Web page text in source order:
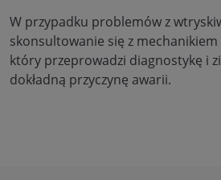
W przypadku problemów z
skonsultowanie się z
który przeprowadzi diagnostykę i
dokładną przyczynę awarii.